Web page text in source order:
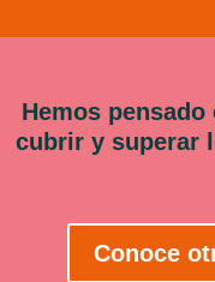
Hemos
cubrir y superar
Conoce